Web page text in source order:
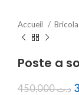
Accueil
Poste a
د.ت450,000